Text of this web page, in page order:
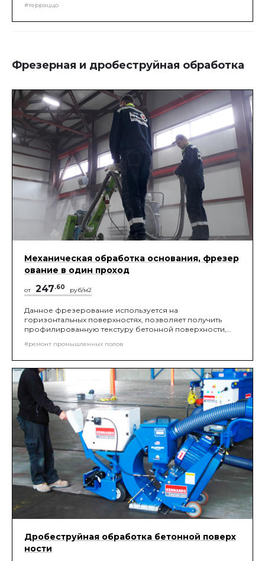
#терраццо
Фрезерная и дробеструйная обработка
Механическая обработка основания, фрезер
ование в один проход
от 247.60 руб/м2
Данное фрезерование используется на
горизонтальных поверхностях, позволяет получить
профилированную текстуру бетонной поверхности,
основанием и покрытием.
#ремонт промышленных полов
Дробеструйная обработка бетонной поверх
ности